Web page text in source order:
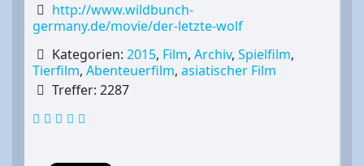
http://www.wildbunch-
germany.de/movie/der-letzte-wolf
Kategorien: 2015, Film, Archiv, Spielfilm,
Tierfilm, Abenteuerfilm, asiatischer Film
Treffer: 2287